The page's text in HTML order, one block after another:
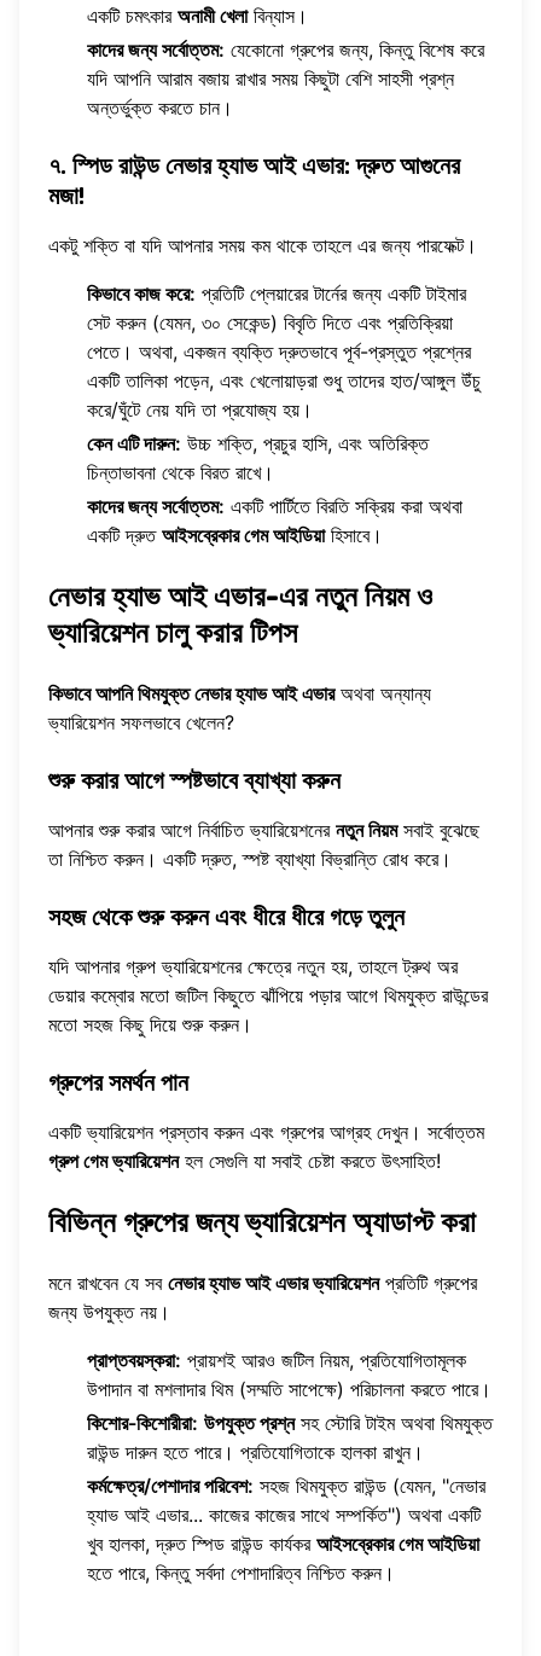
একটি চমৎকার অনামী খেলাবিন্যাস।
কাদের জন্য সর্বোত্তম: যেকোনো গ্রুপের জন্য, কিন্তু বিশেষ করে
যদি আপনি আরাম বজায় রাখার সময় কিছুটা বেশি সাহসী প্রশ্ন
অন্তর্ভুক্ত করতে চান।
৭. স্পিড রাউন্ড নেভার হ্যাভ আই এভার: দ্রুত আগুনের
মজা!
একটু শক্তি বা যদি আপনার সময় কম থাকে তাহলে এর জন্য পারফেক্ট।
কিভাবে কাজ করে: প্রতিটি প্লেয়ারের টার্নের জন্য একটি টাইমার
সেট করুন (যেমন, ৩০ সেকেন্ড) বিবৃতি দিতে এবং প্রতিক্রিয়া
পেতে। অথবা, একজন ব্যক্তি দ্রুতভাবে পূর্ব-প্রস্তুত প্রশ্নের
একটি তালিকা পড়েন, এবং খেলোয়াড়রা শুধু তাদের হাত/আঙ্গুল উঁচু
করে/ঘুঁটে নেয় যদি তা প্রযোজ্য হয়।
কেন এটি দারুন: উচ্চ শক্তি, প্রচুর হাসি, এবং অতিরিক্ত
চিন্তাভাবনা থেকে বিরত রাখে।
কাদের জন্য সর্বোত্তম: একটি পার্টিতে বিরতি সক্রিয় করা অথবা
একটি দ্রুত আইসব্রেকার গেম আইডিয়াহিসাবে।
নেভার হ্যাভ আই এভার-এর নতুন নিয়ম ও
ভ্যারিয়েশন চালু করার টিপস
কিভাবে আপনি থিমযুক্ত নেভার হ্যাভ আই এভারঅথবা অন্যান্য
ভ্যারিয়েশন সফলভাবে খেলেন?
শুরু করার আগে স্পষ্টভাবে ব্যাখ্যা করুন
আপনার শুরু করার আগে নির্বাচিত ভ্যারিয়েশনের নতুন নিয়মসবাই বুঝেছে
তা নিশ্চিত করুন। একটি দ্রুত, স্পষ্ট ব্যাখ্যা বিভ্রান্তি রোধ করে।
সহজ থেকে শুরু করুন এবং ধীরে ধীরে গড়ে তুলুন
যদি আপনার গ্রুপ ভ্যারিয়েশনের ক্ষেত্রে নতুন হয়, তাহলে ট্রুথ অর
ডেয়ার কম্বোর মতো জটিল কিছুতে ঝাঁপিয়ে পড়ার আগে থিমযুক্ত রাউন্ডের
মতো সহজ কিছু দিয়ে শুরু করুন।
গ্রুপের সমর্থন পান
একটি ভ্যারিয়েশন প্রস্তাব করুন এবং গ্রুপের আগ্রহ দেখুন। সর্বোত্তম
গ্রুপ গেম ভ্যারিয়েশনহল সেগুলি যা সবাই চেষ্টা করতে উৎসাহিত!
বিভিন্ন গ্রুপের জন্য ভ্যারিয়েশন অ্যাডাপ্ট করা
মনে রাখবেন যে সব নেভার হ্যাভ আই এভার ভ্যারিয়েশনপ্রতিটি গ্রুপের
জন্য উপযুক্ত নয়।
প্রাপ্তবয়স্করা: প্রায়শই আরও জটিল নিয়ম, প্রতিযোগিতামূলক
উপাদান বা মশলাদার থিম (সম্মতি সাপেক্ষে) পরিচালনা করতে পারে।
কিশোর-কিশোরীরা: উপযুক্ত প্রশ্নসহ স্টোরি টাইম অথবা থিমযুক্ত
রাউন্ড দারুন হতে পারে। প্রতিযোগিতাকে হালকা রাখুন।
কর্মক্ষেত্র/পেশাদার পরিবেশ: সহজ থিমযুক্ত রাউন্ড (যেমন, "নেভার
হ্যাভ আই এভার... কাজের কাজের সাথে সম্পর্কিত") অথবা একটি
খুব হালকা, দ্রুত স্পিড রাউন্ড কার্যকর আইসব্রেকার গেম আইডিয়া
হতে পারে, কিন্তু সর্বদা পেশাদারিত্ব নিশ্চিত করুন।